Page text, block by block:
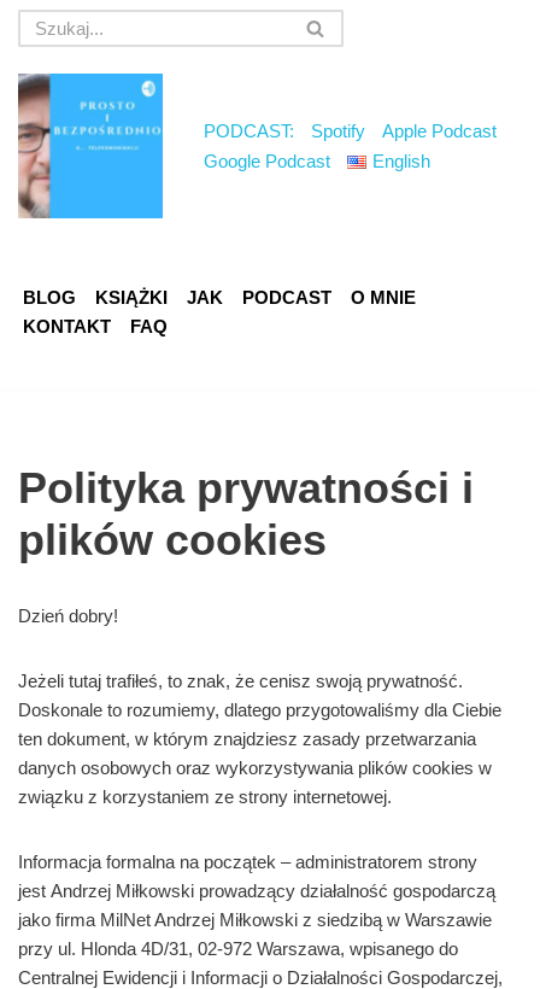
do
treści
PODCAST: Spotify
Apple Podcast
Google Podcast
English
BLOG KSIĄŻKI JAK PODCAST
O MNIE
KONTAKT
FAQ
Polityka prywatności i
plików cookies
Dzień dobry!
Jeżeli tutaj trafiłeś, to znak, że cenisz swoją prywatność.
Doskonale to rozumiemy, dlatego przygotowaliśmy dla Ciebie
ten dokument, w którym znajdziesz zasady przetwarzania
danych osobowych oraz wykorzystywania plików cookies w
związku z korzystaniem ze strony internetowej.
Informacja formalna na początek – administratorem strony
jest Andrzej Miłkowski prowadzący działalność gospodarczą
jako firma MilNet Andrzej Miłkowski z siedzibą w Warszawie
przy ul. Hlonda 4D/31, 02-972 Warszawa, wpisanego do
Centralnej Ewidencji i Informacji o Działalności Gospodarczej,